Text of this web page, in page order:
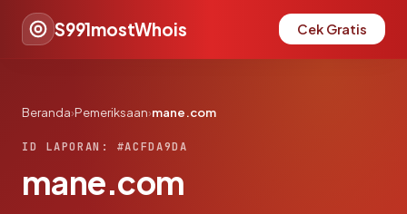
S991mostWhois Cek Gratis
Beranda›Pemeriksaan›mane.com
ID LAPORAN: #ACFDA9DA
mane.com